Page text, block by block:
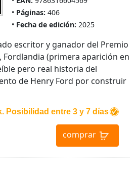
Páginas: 406
Fecha de edición: 2025
Posibilidad entre 3 y 7 días
comprar
escritor y ganador del Premio
Fordlandia (primera aparición en
pero real historia del
de Henry Ford por construir